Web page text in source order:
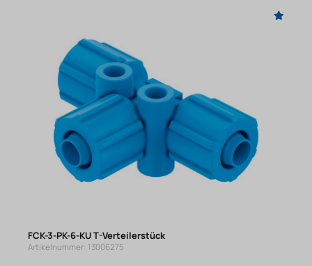
FCK-3-PK-6-KU T-Verteilerstück
Artikelnummer: 13006275